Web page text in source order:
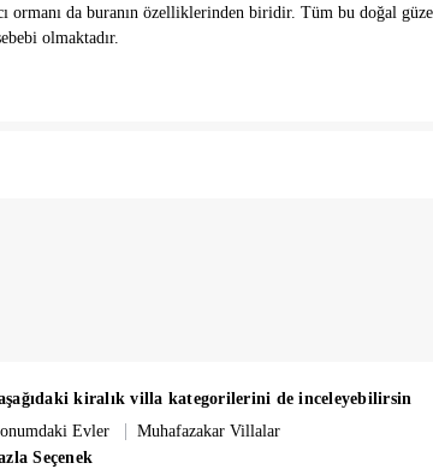
ormanı da buranın özelliklerinden biridir. Tüm bu doğal
olmaktadır.
aşağıdaki kiralık villa kategorilerini de inceleyebilirsin
Evler | Muhafazakar Villalar
Seçenek